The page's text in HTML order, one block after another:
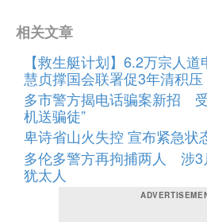
相关文章
【救生艇计划】6.2万宗人
慧贞撑国会联署促3年清积压
多市警方揭电话骗案新招
机送骗徒”
卑诗省山火失控 宣布紧急状
多伦多警方再拘捕两人 涉3
犹太人